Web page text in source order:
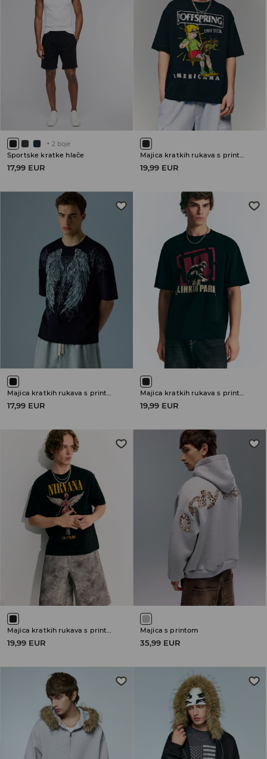
+ 2 boje
Sportske kratke hlače
17,99 EUR
Majica kratkih rukava s printom The Offspring
19,99 EUR
17,99 EUR 19,99 EUR
Majica kratkih rukava s printom Nirvana
19,99 EUR
Majica s printom
35,99 EUR